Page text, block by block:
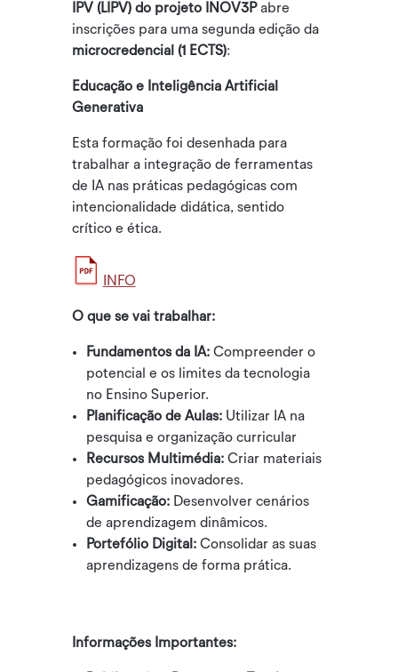
IPV (LIPV) do projeto INOV3Pabre
inscrições para uma segunda edição da
microcredencial (1 ECTS):
Educação e Inteligência Artificial
Generativa
Esta formação foi desenhada para
trabalhar a integração de ferramentas
de IA nas práticas pedagógicas com
intencionalidade didática, sentido
crítico e ética.
INFO
O que se vai trabalhar:
Fundamentos da IA: Compreender o
potencial e os limites da tecnologia
no Ensino Superior.
Planificação de Aulas: Utilizar IA na
pesquisa e organização curricular
Recursos Multimédia: Criar materiais
pedagógicos inovadores.
Gamificação: Desenvolver cenários
de aprendizagem dinâmicos.
Portefólio Digital: Consolidar as suas
aprendizagens de forma prática.
Informações Importantes: